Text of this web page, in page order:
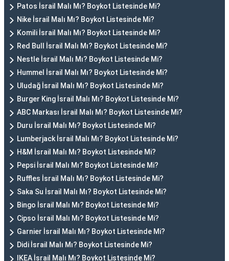
Patos İsrail Malı Mı? Boykot Listesinde Mi?
Nike İsrail Malı Mı? Boykot Listesinde Mi?
Komili İsrail Malı Mı? Boykot Listesinde Mi?
Red Bull İsrail Malı Mı? Boykot Listesinde Mi?
Nestle İsrail Malı Mı? Boykot Listesinde Mi?
Hummel İsrail Malı Mı? Boykot Listesinde Mi?
Uludağ İsrail Malı Mı? Boykot Listesinde Mi?
Burger King İsrail Malı Mı? Boykot Listesinde Mi?
ABC Markası İsrail Malı Mı? Boykot Listesinde Mi?
Duru İsrail Malı Mı? Boykot Listesinde Mi?
Lumberjack İsrail Malı Mı? Boykot Listesinde Mi?
H&M İsrail Malı Mı? Boykot Listesinde Mi?
Pepsi İsrail Malı Mı? Boykot Listesinde Mi?
Ruffles İsrail Malı Mı? Boykot Listesinde Mi?
Saka Su İsrail Malı Mı? Boykot Listesinde Mi?
Bingo İsrail Malı Mı? Boykot Listesinde Mi?
Cipso İsrail Malı Mı? Boykot Listesinde Mi?
Garnier İsrail Malı Mı? Boykot Listesinde Mi?
Didi İsrail Malı Mı? Boykot Listesinde Mi?
IKEA İsrail Malı Mı? Boykot Listesinde Mi?